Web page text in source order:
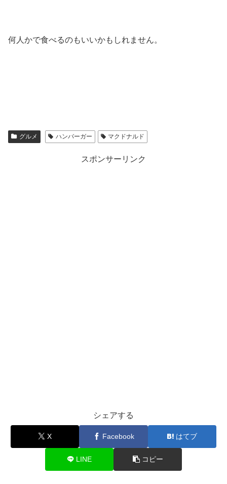
何人かで食べるのもいいかもしれません。
グルメ ハンバーガー マクドナルド
スポンサーリンク
シェアする
X Facebook はてブ
LINE コピー